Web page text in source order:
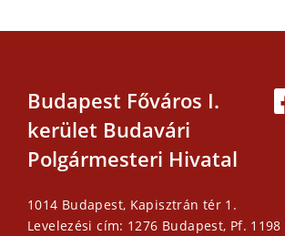
Budapest Főváros I.
kerület Budavári
Polgármesteri Hivatal
1014 Budapest, Kapisztrán tér 1.
Levelezési cím: 1276 Budapest, Pf. 1198